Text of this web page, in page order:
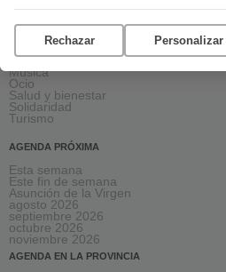
Rechazar Personalizar
Escena
Formación
Medio ambiente
Música
Ocio
Salud y bienestar
Solidaridad
Turismo
AGENDA PRÓXIMA
Esta semana
Este fin de semana
Asunción de la Virgen
agosto 2026
septiembre 2026
octubre 2026
noviembre 2026
AGENDA EN LA PROVINCIA